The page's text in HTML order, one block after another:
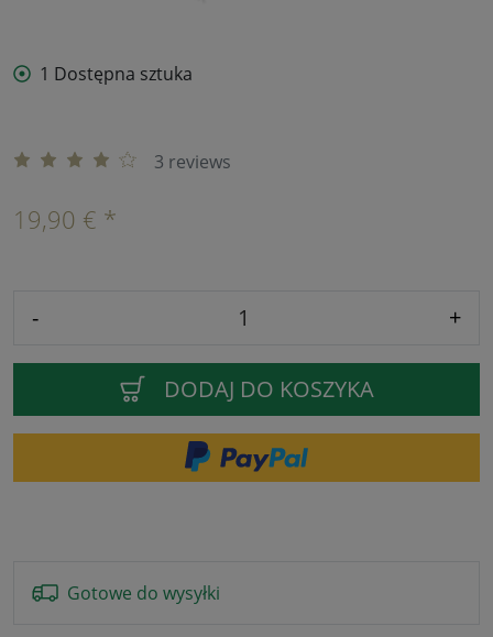
1 Dostępna sztuka
3 reviews
19,90 € *
- +
DODAJ DO KOSZYKA
Gotowe do wysyłki